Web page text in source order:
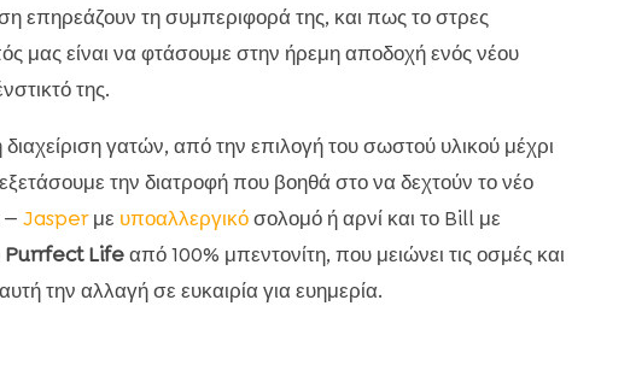
επηρεάζουν τη συμπεριφορά της, και πως το στρες
μας είναι να φτάσουμε στην ήρεμη αποδοχή ενός νέου
της.
γατών, από την επιλογή του σωστού υλικού μέχρι
την διατροφή που βοηθά στο να δεχτούν το νέο
Jasperμε υποαλλεργικόσολομό ή αρνί και το Bill με
Purrfect Lifeαπό 100% μπεντονίτη, που μειώνει τις οσμές και
την αλλαγή σε ευκαιρία για ευημερία.